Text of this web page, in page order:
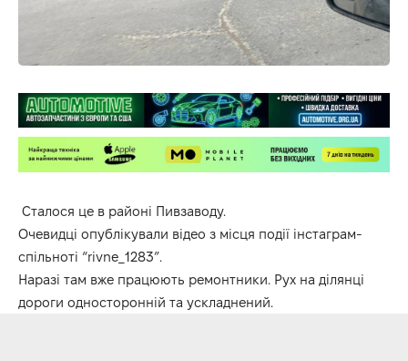
Сталося це в районі Пивзаводу.
Очевидці опублікували відео з місця події інстаграм-
спільноті “rivne_1283”.
Наразі там вже працюють ремонтники. Рух на ділянці
дороги односторонній та ускладнений.